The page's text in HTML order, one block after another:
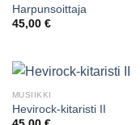
Harpunsoittaja
45,00 €
MUSIIKKI
Hevirock-kitaristi II